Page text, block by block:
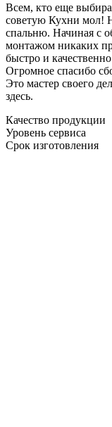
Всем, кто еще
советую Кухни мол!
спальню. Начиная с
монтажом никаких
быстро и
Огромное спасибо
Это мастер своего
здесь.
Качество продукции
Уровень сервиса
Срок изготовления